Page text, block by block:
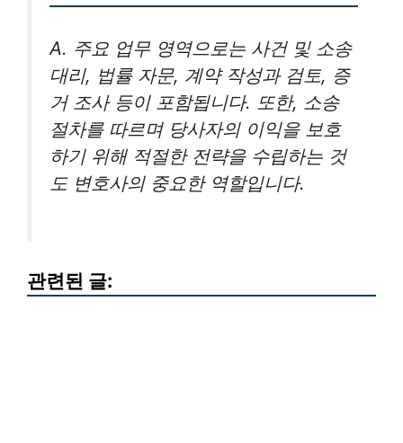
A. 주요 업무 영역으로는 사건 및 소송
대리, 법률 자문, 계약 작성과 검토, 증
거 조사 등이 포함됩니다. 또한, 소송
절차를 따르며 당사자의 이익을 보호
하기 위해 적절한 전략을 수립하는 것
도 변호사의 중요한 역할입니다.
관련된 글: